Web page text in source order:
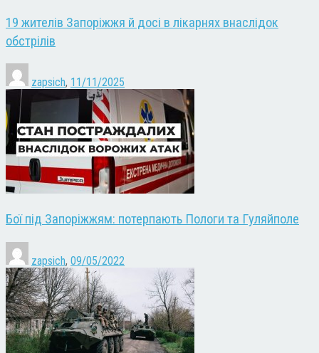
19 жителів Запоріжжя й досі в лікарнях внаслідок
обстрілів
zapsich, 11/11/2025
Бої під Запоріжжям: потерпають Пологи та Гуляйполе
zapsich, 09/05/2022